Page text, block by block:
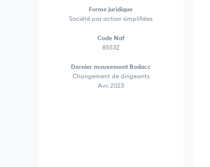
Forme juridique
Société par action simplifiées
Code Naf
8553Z
Dernier mouvement Bodacc
Changement de dirigeants
Avr. 2023